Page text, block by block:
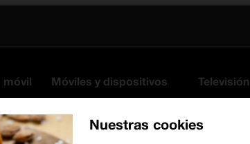
móvil Móviles y dispositivos Televisión
Nuestras cookies